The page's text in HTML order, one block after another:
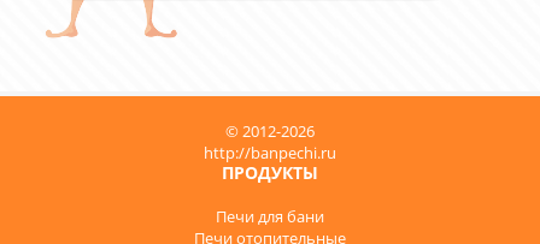
© 2012-2026
http://banpechi.ru
ПРОДУКТЫ
Печи для бани
Печи отопительные